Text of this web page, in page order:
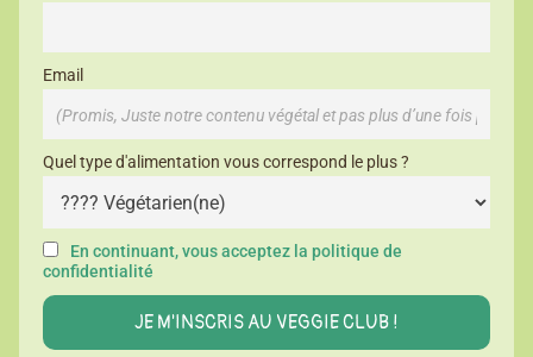
Email
Quel type d'alimentation vous correspond le plus ?
En continuant, vous acceptez la politique de
confidentialité